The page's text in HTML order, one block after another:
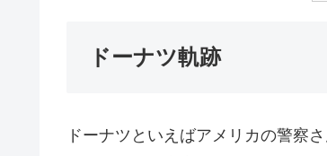
ドーナツ軌跡
ドーナツといえばアメリカの警察